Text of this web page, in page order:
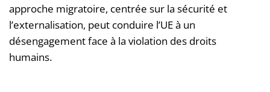
approche migratoire, centrée sur la sécurité et
l’externalisation, peut conduire l’UE à un
désengagement face à la violation des droits
humains.